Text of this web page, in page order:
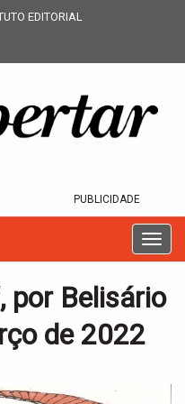
EDITORIAL
PUBLICIDADE
T
o
g
por Belisário
de 2022